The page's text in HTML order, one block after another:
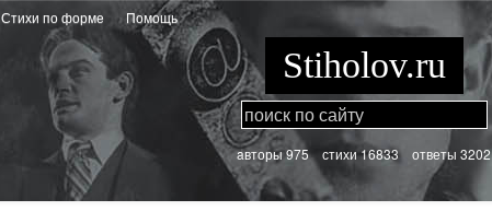
Стихи по форме Помощь
Stiholov.ru
aвторы 975 стихи16833 ответы 3202